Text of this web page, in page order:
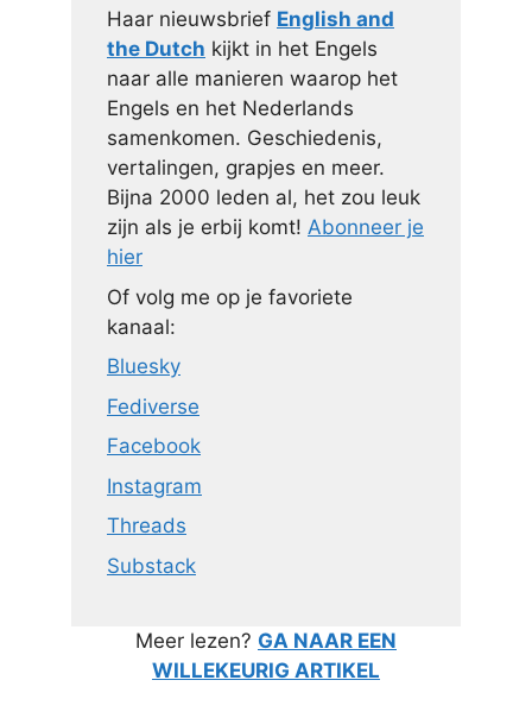
Haar nieuwsbrief English and
the Dutch kijkt in het Engels
naar alle manieren waarop het
Engels en het Nederlands
samenkomen. Geschiedenis,
vertalingen, grapjes en meer.
Bijna 2000 leden al, het zou leuk
zijn als je erbij komt! Abonneer je
hier
Of volg me op je favoriete
kanaal:
Bluesky
Fediverse
Facebook
Instagram
Threads
Substack
Meer lezen? GA NAAR EEN
WILLEKEURIG ARTIKEL